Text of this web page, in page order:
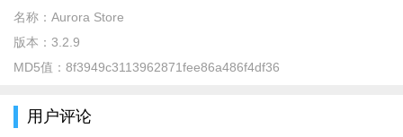
推荐、应用、游戏、排行多种方式寻找你最喜欢的app
2、应用更新
3、系统空间清理
名称： Aurora Store
版本： 3.2.9
MD5值： 8f3949c3113962871fee86a486f4df36
用户评论